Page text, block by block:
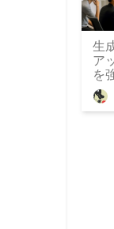
生
ア
を